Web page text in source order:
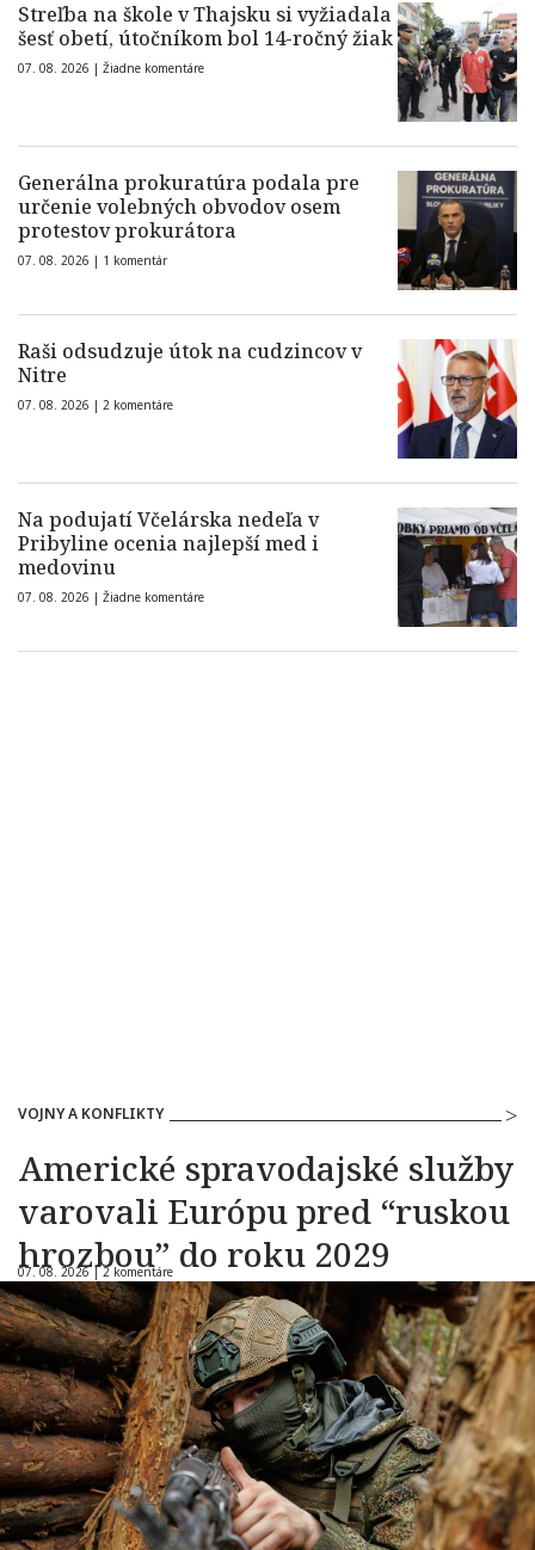
Streľba na škole v Thajsku si vyžiadala
šesť obetí, útočníkom bol 14-ročný žiak
07. 08. 2026 | Žiadne komentáre
Generálna prokuratúra podala pre
určenie volebných obvodov osem
protestov prokurátora
07. 08. 2026 | 1 komentár
Raši odsudzuje útok na cudzincov v
Nitre
07. 08. 2026 | 2 komentáre
Na podujatí Včelárska nedeľa v
Pribyline ocenia najlepší med i
medovinu
07. 08. 2026 | Žiadne komentáre
VOJNY A KONFLIKTY
Americké spravodajské služby
varovali Európu pred “ruskou
hrozbou” do roku 2029
07. 08. 2026 |2 komentáre